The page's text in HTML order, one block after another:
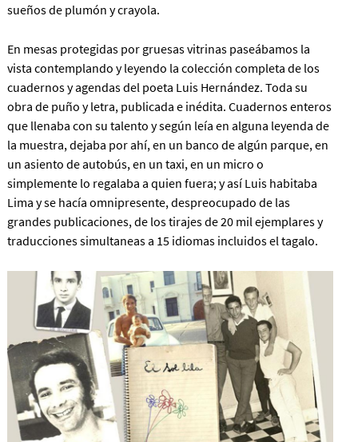
sueños de plumón y crayola.
En mesas protegidas por gruesas vitrinas paseábamos la
vista contemplando y leyendo la colección completa de los
cuadernos y agendas del poeta Luis Hernández. Toda su
obra de puño y letra, publicada e inédita. Cuadernos enteros
que llenaba con su talento y según leía en alguna leyenda de
la muestra, dejaba por ahí, en un banco de algún parque, en
un asiento de autobús, en un taxi, en un micro o
simplemente lo regalaba a quien fuera; y así Luis habitaba
Lima y se hacía omnipresente, despreocupado de las
grandes publicaciones, de los tirajes de 20 mil ejemplares y
traducciones simultaneas a 15 idiomas incluidos el tagalo.